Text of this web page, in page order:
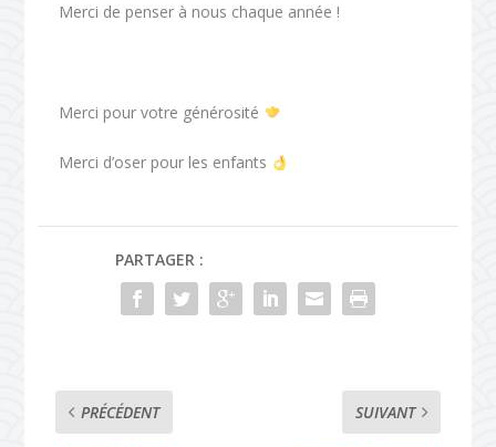
Merci de penser à nous chaque année !
Merci pour votre générosité
Merci d’oser pour les enfants
PARTAGER :
PRÉCÉDENT SUIVANT